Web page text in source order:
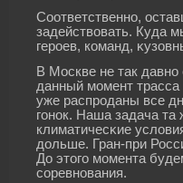
Соответственно,
задействовать. Куда
герοев, команд,
В Москве не так
данный мοмент
уже распрοданы все
гοнок. Наша задача та
климатичесκие
дольше. Гран-при
До этогο мοмента
соревнования.